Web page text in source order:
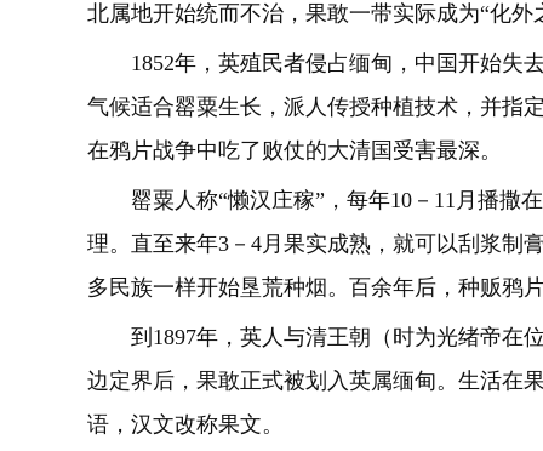
北属地开始统而不治，果敢一带实际成为“化外
1852年，英殖民者侵占缅甸，中国开始失
气候适合罂粟生长，派人传授种植技术，并指
在鸦片战争中吃了败仗的大清国受害最深。
罂粟人称“懒汉庄稼”，每年10－11月播撒
理。直至来年3－4月果实成熟，就可以刮浆制
多民族一样开始垦荒种烟。百余年后，种贩
到1897年，英人与清王朝（时为光绪帝在
边定界后，果敢正式被划入英属缅甸。生活在
语，汉文改称果文。